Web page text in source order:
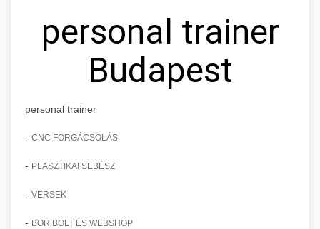
personal trainer
Budapest
personal trainer
- CNC FORGÁCSOLÁS
- PLASZTIKAI SEBÉSZ
- VERSEK
- BOR BOLT ÉS WEBSHOP